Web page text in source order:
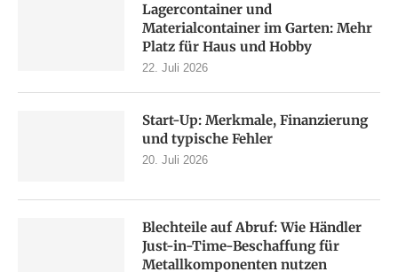
Lagercontainer und
Materialcontainer im Garten: Mehr
Platz für Haus und Hobby
22. Juli 2026
Start-Up: Merkmale, Finanzierung
und typische Fehler
20. Juli 2026
Blechteile auf Abruf: Wie Händler
Just-in-Time-Beschaffung für
Metallkomponenten nutzen